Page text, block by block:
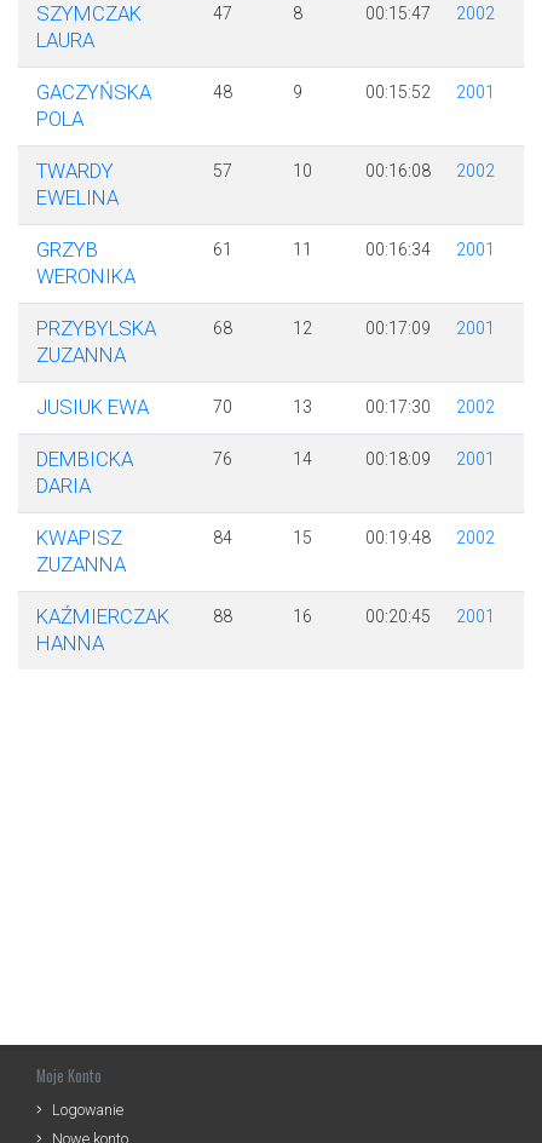
SZYMCZAK
LAURA
47 8 00:15:47 2002
GACZYŃSKA
POLA
48 9 00:15:52 2001
TWARDY
EWELINA
57 10 00:16:08 2002
GRZYB
WERONIKA
61 11 00:16:34 2001
PRZYBYLSKA
ZUZANNA
68 12 00:17:09 2001
JUSIUK EWA 70 13 00:17:30 2002
DEMBICKA
DARIA
76 14 00:18:09 2001
KWAPISZ
ZUZANNA
84 15 00:19:48 2002
KAŹMIERCZAK
HANNA
88 16 00:20:45 2001
Moje Konto
Logowanie
Nowe konto